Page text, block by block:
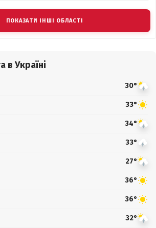
ПОКАЗАТИ ІНШІ ОБЛАСТІ
в Україні
30°
33°
34°
33°
27°
36°
36°
32°